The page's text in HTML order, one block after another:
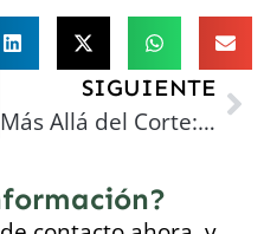
SIGUIENTE
Más Allá del Corte: Los Beneficios Inesperados de la Poda Profesional para tus Árboles en Reus